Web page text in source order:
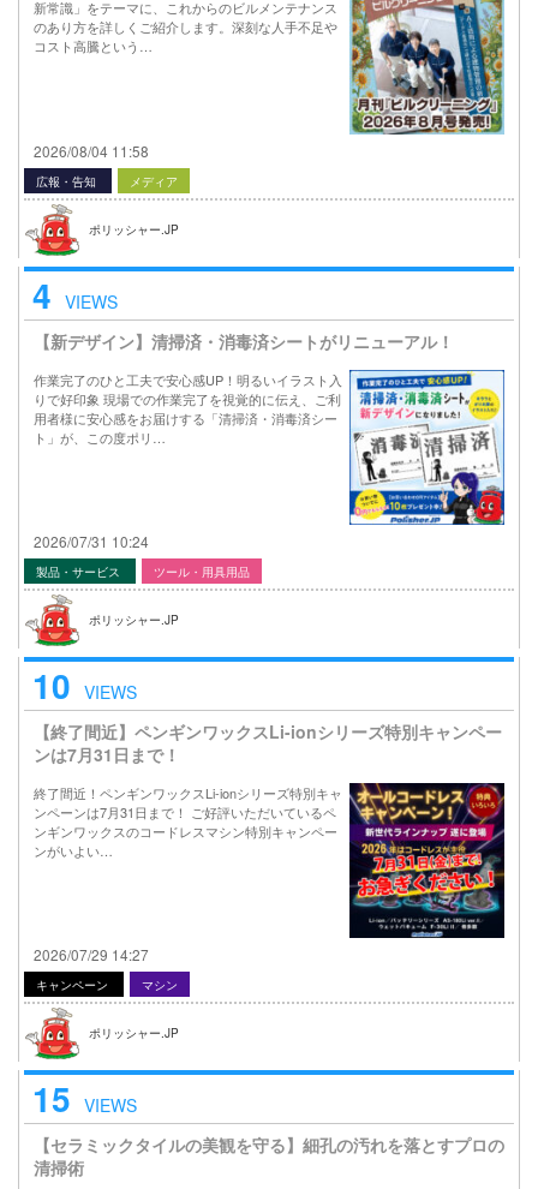
新常識」をテーマに、これからのビルメンテナンス
のあり方を詳しくご紹介します。深刻な人手不足や
コスト高騰という…
2026/08/04 11:58
広報・告知 メディア
ポリッシャー.JP
4 VIEWS
【新デザイン】清掃済・消毒済シートがリニューアル！
作業完了のひと工夫で安心感UP！明るいイラスト入
りで好印象 現場での作業完了を視覚的に伝え、ご利
用者様に安心感をお届けする「清掃済・消毒済シー
ト」が、この度ポリ…
2026/07/31 10:24
製品・サービス ツール・用具用品
ポリッシャー.JP
10 VIEWS
【終了間近】ペンギンワックスLi-ionシリーズ特別キャンペー
ンは7月31日まで！
終了間近！ペンギンワックスLi-ionシリーズ特別キャ
ンペーンは7月31日まで！ ご好評いただいているペ
ンギンワックスのコードレスマシン特別キャンペー
ンがいよい…
2026/07/29 14:27
キャンペーン マシン
ポリッシャー.JP
15 VIEWS
【セラミックタイルの美観を守る】細孔の汚れを落とすプロの
清掃術